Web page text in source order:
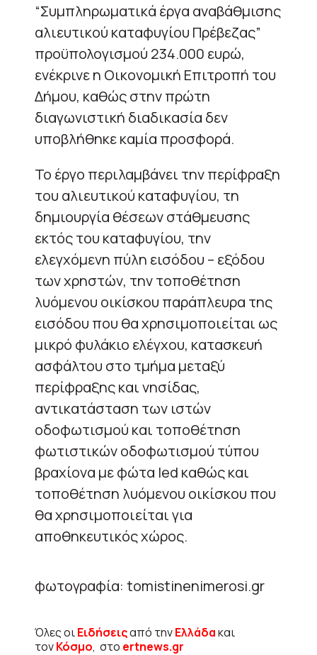
“Συμπληρωματικά έργα αναβάθμισης
αλιευτικού καταφυγίου Πρέβεζας”
προϋπολογισμού 234.000 ευρώ,
ενέκρινε η Οικονομική Επιτροπή του
Δήμου, καθώς στην πρώτη
διαγωνιστική διαδικασία δεν
υποβλήθηκε καμία προσφορά.
Το έργο περιλαμβάνει την περίφραξη
του αλιευτικού καταφυγίου, τη
δημιουργία θέσεων στάθμευσης
εκτός του καταφυγίου, την
ελεγχόμενη πύλη εισόδου – εξόδου
των χρηστών, την τοποθέτηση
λυόμενου οικίσκου παράπλευρα της
εισόδου που θα χρησιμοποιείται ως
μικρό φυλάκιο ελέγχου, κατασκευή
ασφάλτου στο τμήμα μεταξύ
περίφραξης και νησίδας,
αντικατάσταση των ιστών
οδοφωτισμού και τοποθέτηση
φωτιστικών οδοφωτισμού τύπου
βραχίονα με φώτα led καθώς και
τοποθέτηση λυόμενου οικίσκου που
θα χρησιμοποιείται για
αποθηκευτικός χώρος.
φωτογραφία: tomistinenimerosi.gr
Όλες οιΕιδήσειςαπό τηνΕλλάδακαι
τονΚόσμο, στο ertnews.gr